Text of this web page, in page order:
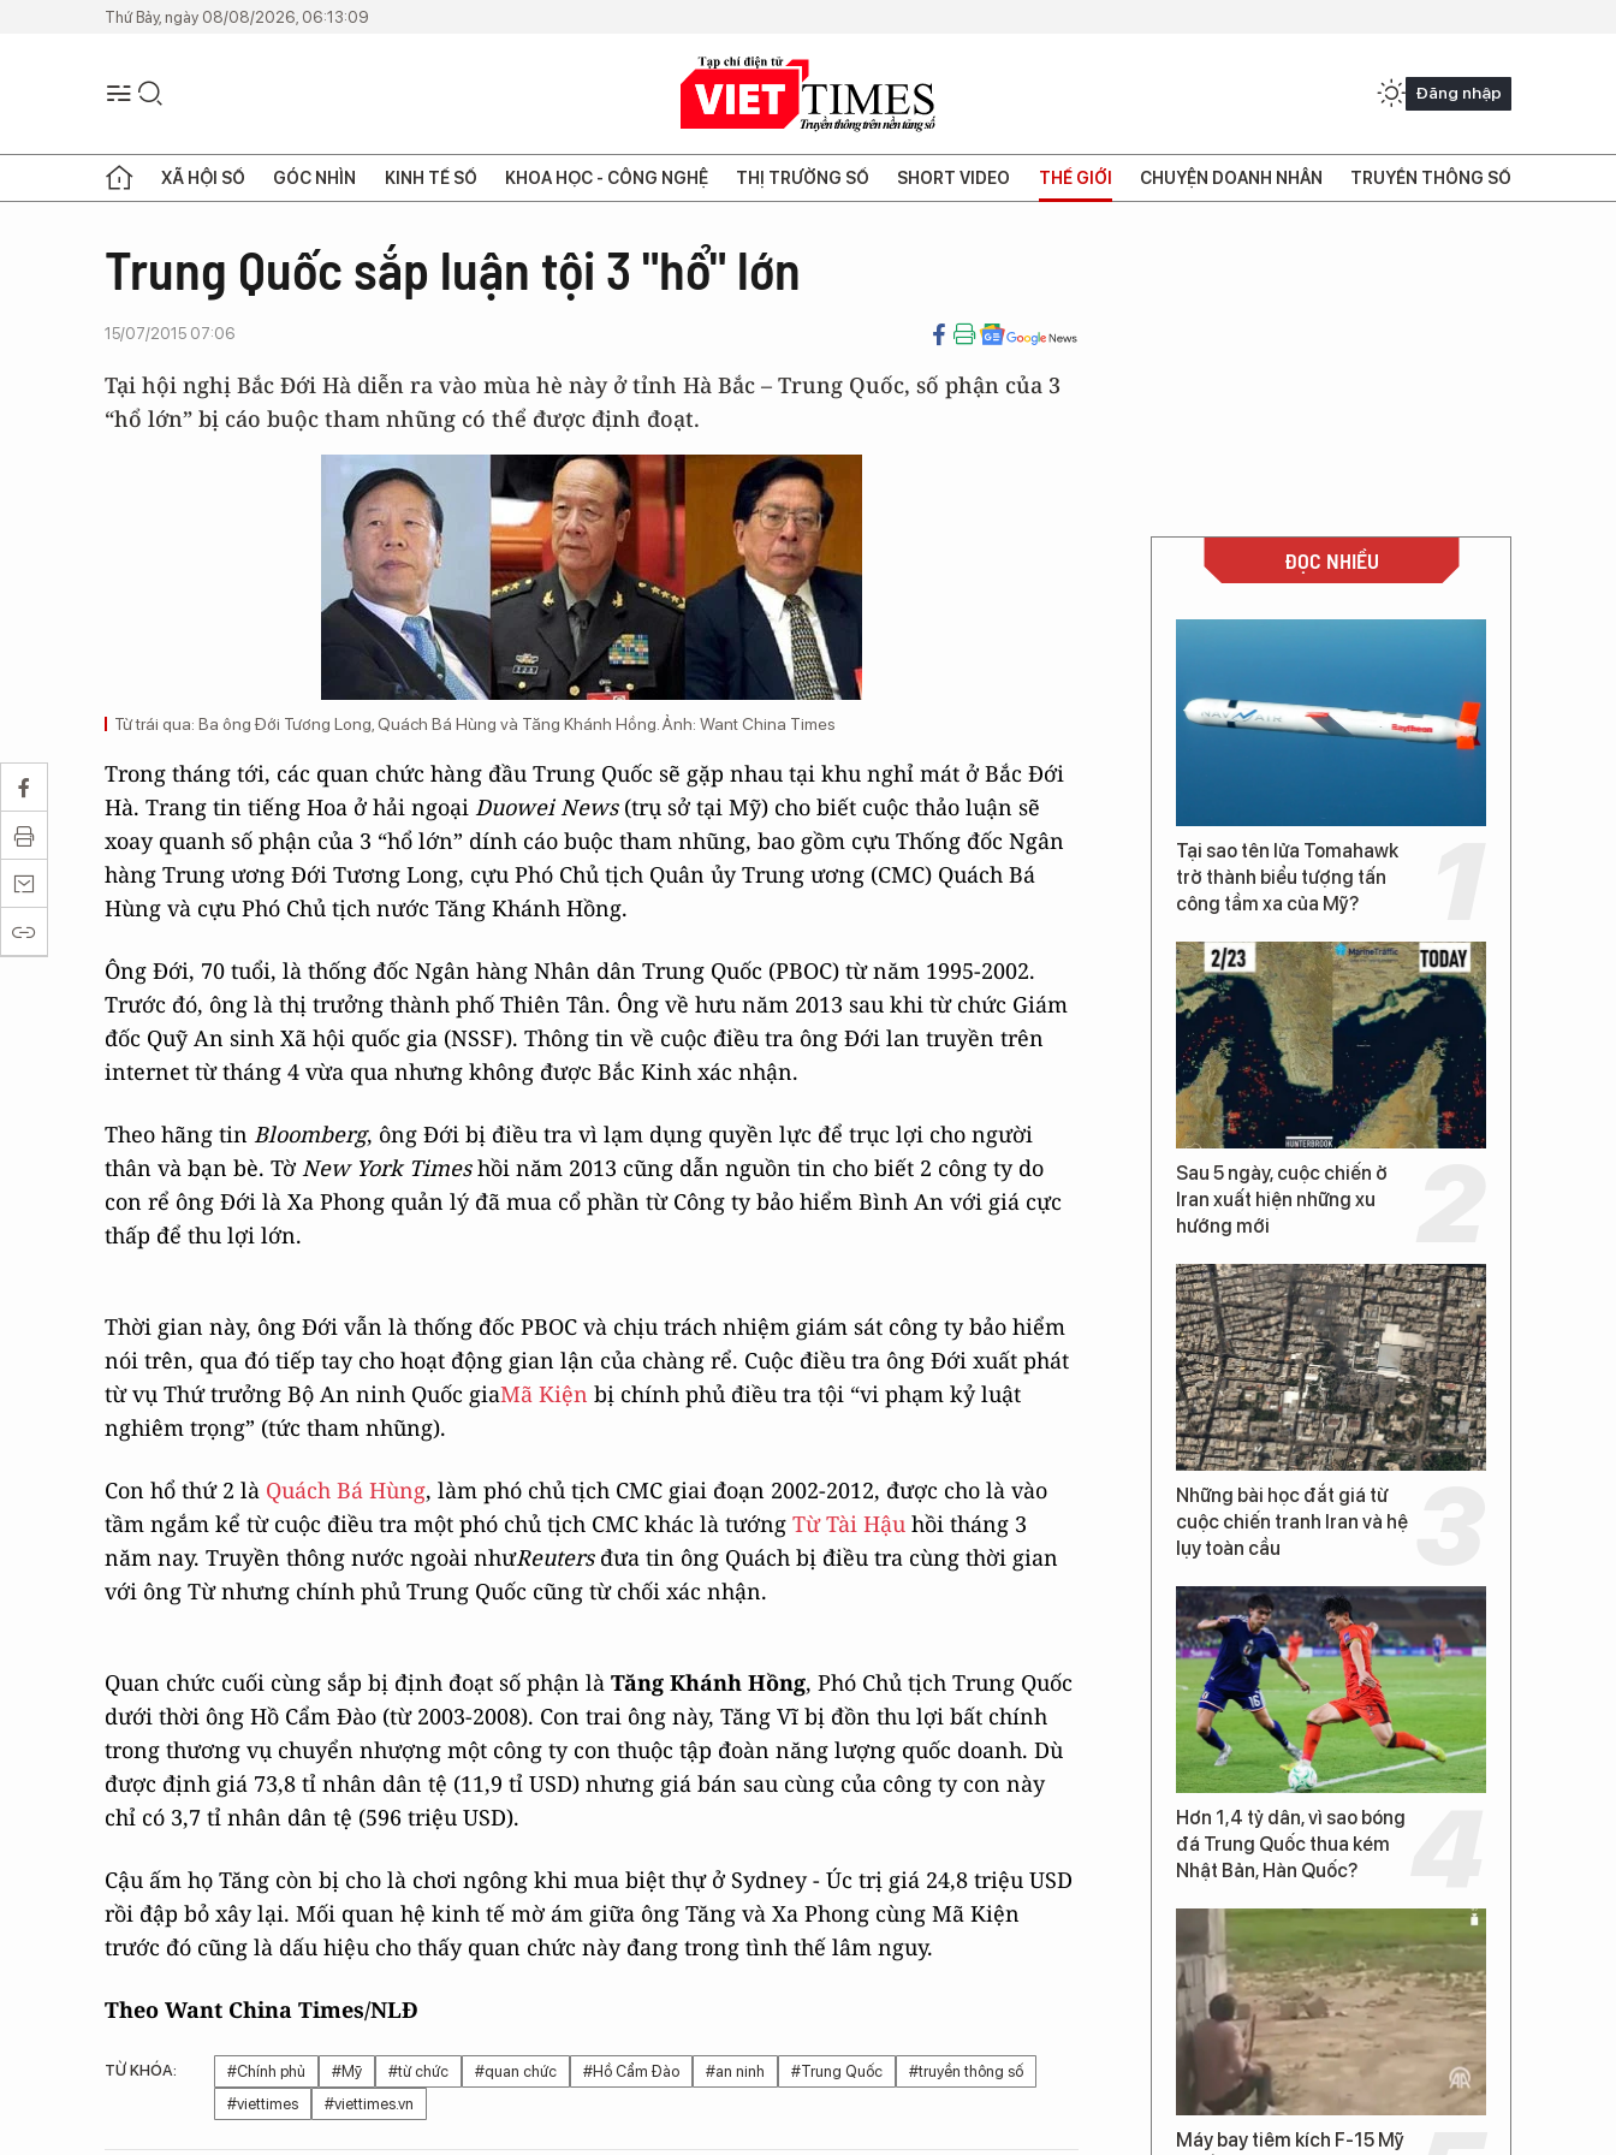
Thứ Bảy, ngày 08/08/2026, 06:13:09
Đăng nhập
XÃ HỘI SỐ GÓC NHÌN KINH TẾ SỐ KHOA HỌC - CÔNG NGHỆ THỊ TRƯỜNG SỐ SHORT VIDEO THẾ GIỚI CHUYỆN DOANH NHÂN TRUYỀN THÔNG SỐ
Trung Quốc sắp luận tội 3 "hổ" lớn
15/07/2015 07:06
Tại hội nghị Bắc Đới Hà diễn ra vào mùa hè này ở tỉnh Hà Bắc – Trung Quốc, số phận của 3
“hổ lớn” bị cáo buộc tham nhũng có thể được định đoạt.
Từ trái qua: Ba ông Đới Tương Long, Quách Bá Hùng và Tăng Khánh Hồng. Ảnh: Want China Times
Trong tháng tới, các quan chức hàng đầu Trung Quốc sẽ gặp nhau tại khu nghỉ mát ở Bắc Đới
Hà. Trang tin tiếng Hoa ở hải ngoại Duowei News(trụ sở tại Mỹ) cho biết cuộc thảo luận sẽ
xoay quanh số phận của 3 “hổ lớn” dính cáo buộc tham nhũng, bao gồm cựu Thống đốc Ngân
hàng Trung ương Đới Tương Long, cựu Phó Chủ tịch Quân ủy Trung ương (CMC) Quách Bá
Hùng và cựu Phó Chủ tịch nước Tăng Khánh Hồng.
Ông Đới, 70 tuổi, là thống đốc Ngân hàng Nhân dân Trung Quốc (PBOC) từ năm 1995-2002.
Trước đó, ông là thị trưởng thành phố Thiên Tân. Ông về hưu năm 2013 sau khi từ chức Giám
đốc Quỹ An sinh Xã hội quốc gia (NSSF). Thông tin về cuộc điều tra ông Đới lan truyền trên
internet từ tháng 4 vừa qua nhưng không được Bắc Kinh xác nhận.
Theo hãng tin Bloomberg, ông Đới bị điều tra vì lạm dụng quyền lực để trục lợi cho người
thân và bạn bè. Tờ New York Timeshồi năm 2013 cũng dẫn nguồn tin cho biết 2 công ty do
con rể ông Đới là Xa Phong quản lý đã mua cổ phần từ Công ty bảo hiểm Bình An với giá cực
thấp để thu lợi lớn.
Thời gian này, ông Đới vẫn là thống đốc PBOC và chịu trách nhiệm giám sát công ty bảo hiểm
nói trên, qua đó tiếp tay cho hoạt động gian lận của chàng rể. Cuộc điều tra ông Đới xuất phát
từ vụ Thứ trưởng Bộ An ninh Quốc giaMã Kiện bị chính phủ điều tra tội “vi phạm kỷ luật
nghiêm trọng” (tức tham nhũng).
Con hổ thứ 2 là Quách Bá Hùng, làm phó chủ tịch CMC giai đoạn 2002-2012, được cho là vào
tầm ngắm kể từ cuộc điều tra một phó chủ tịch CMC khác là tướng Từ Tài Hậu hồi tháng 3
năm nay. Truyền thông nước ngoài nhưReuters đưa tin ông Quách bị điều tra cùng thời gian
với ông Từ nhưng chính phủ Trung Quốc cũng từ chối xác nhận.
Quan chức cuối cùng sắp bị định đoạt số phận là Tăng Khánh Hồng, Phó Chủ tịch Trung Quốc
dưới thời ông Hồ Cẩm Đào (từ 2003-2008). Con trai ông này, Tăng Vĩ bị đồn thu lợi bất chính
trong thương vụ chuyển nhượng một công ty con thuộc tập đoàn năng lượng quốc doanh. Dù
được định giá 73,8 tỉ nhân dân tệ (11,9 tỉ USD) nhưng giá bán sau cùng của công ty con này
chỉ có 3,7 tỉ nhân dân tệ (596 triệu USD).
Cậu ấm họ Tăng còn bị cho là chơi ngông khi mua biệt thự ở Sydney - Úc trị giá 24,8 triệu USD
rồi đập bỏ xây lại. Mối quan hệ kinh tế mờ ám giữa ông Tăng và Xa Phong cùng Mã Kiện
trước đó cũng là dấu hiệu cho thấy quan chức này đang trong tình thế lâm nguy.
Theo Want China Times/NLĐ
TỪ KHÓA: #Chính phủ #Mỹ #từ chức #quan chức #Hồ Cẩm Đào #an ninh #Trung Quốc
#truyền thông số
#viettimes
#viettimes.vn
ĐỌC NHIỀU
Tại sao tên lửa Tomahawk
trở thành biểu tượng tấn
công tầm xa của Mỹ?
Sau 5 ngày, cuộc chiến ở
Iran xuất hiện những xu
hướng mới
Những bài học đắt giá từ
cuộc chiến tranh Iran và hệ
lụy toàn cầu
Hơn 1,4 tỷ dân, vì sao bóng
đá Trung Quốc thua kém
Nhật Bản, Hàn Quốc?
Máy bay tiêm kích F-15 Mỹ